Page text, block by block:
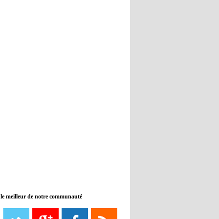
08:21 - 2022/11/08
propriétaire
meilleur de notre communauté